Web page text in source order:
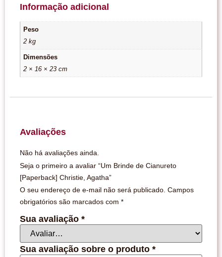
Informação adicional
Peso
2 kg
Dimensões
2 × 16 × 23 cm
Avaliações
Não há avaliações ainda.
Seja o primeiro a avaliar “Um Brinde de Cianureto
[Paperback] Christie, Agatha”
O seu endereço de e-mail não será publicado. Campos
obrigatórios são marcados com *
Sua avaliação *
Sua avaliação sobre o produto *